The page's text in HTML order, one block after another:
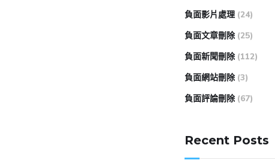
負面影片處理 (24)
負面文章刪除 (25)
負面新聞刪除 (112)
負面網站刪除 (3)
負面評論刪除 (67)
Recent Posts